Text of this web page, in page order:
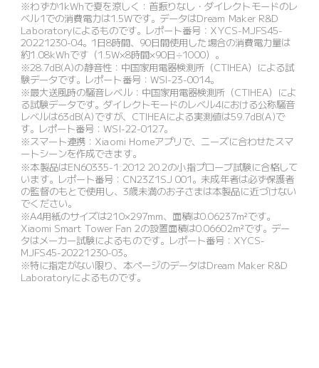
※わずか1kWhで夏を涼しく：首振りなし・ダイレクトモードのレ
ベル1での消費電力は1.5Wです。データはDream Maker R&D
Laboratoryによるものです。レポート番号：XYCS-MJFS45-
20221230-04。1日8時間、90日間使用した場合の消費電力量は
約1.08kWhです（1.5W×8時間×90日÷1000）。
※28.7dB(A)の静音性：中国家用電器検測所（CTIHEA）による試
験データです。レポート番号：WSI-23-0014。
※最大送風時の騒音レベル：中国家用電器検測所（CTIHEA）によ
る試験データです。ダイレクトモードのレベル4における公称騒音
レベルは63dB(A)ですが、CTIHEAによる実測値は59.7dB(A)で
す。レポート番号：WSI-22-0127。
※スマート連携：Xiaomi Homeアプリで、ニーズに合わせたスマ
ートシーンを作成できます。
※本製品はEN60335-1:2012 20.2の小指プローブ試験に合格して
います。レポート番号：CN23Z1SJ 001。未成年者は必ず保護者
の監督のもとで使用し、3歳未満のお子さまは本製品に近づけない
でください。
※A4用紙のサイズは210×297mm、面積は0.06237m²です。
Xiaomi Smart Tower Fan 2の設置面積は0.06602m²です。デー
タはメーカー試験によるものです。レポート番号：XYCS-
MJFS45-20221230-03。
※特に指定がない限り、本ページのデータはDream Maker R&D
Laboratoryによるものです。